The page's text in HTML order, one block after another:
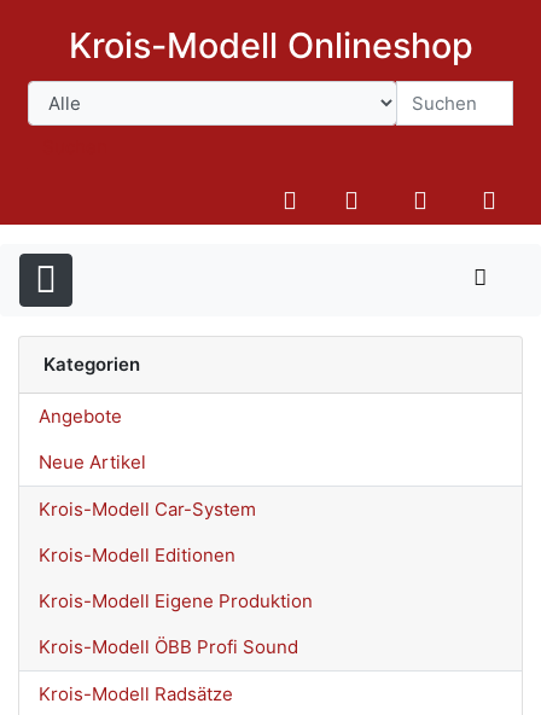
Krois-Modell Onlineshop
Kategorien
Angebote
Neue Artikel
Krois-Modell Car-System
Krois-Modell Editionen
Krois-Modell Eigene Produktion
Krois-Modell ÖBB Profi Sound
Krois-Modell Radsätze